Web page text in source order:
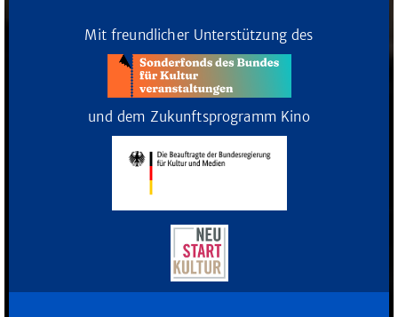
Mit freundlicher Unterstützung des
und dem Zukunftsprogramm Kino